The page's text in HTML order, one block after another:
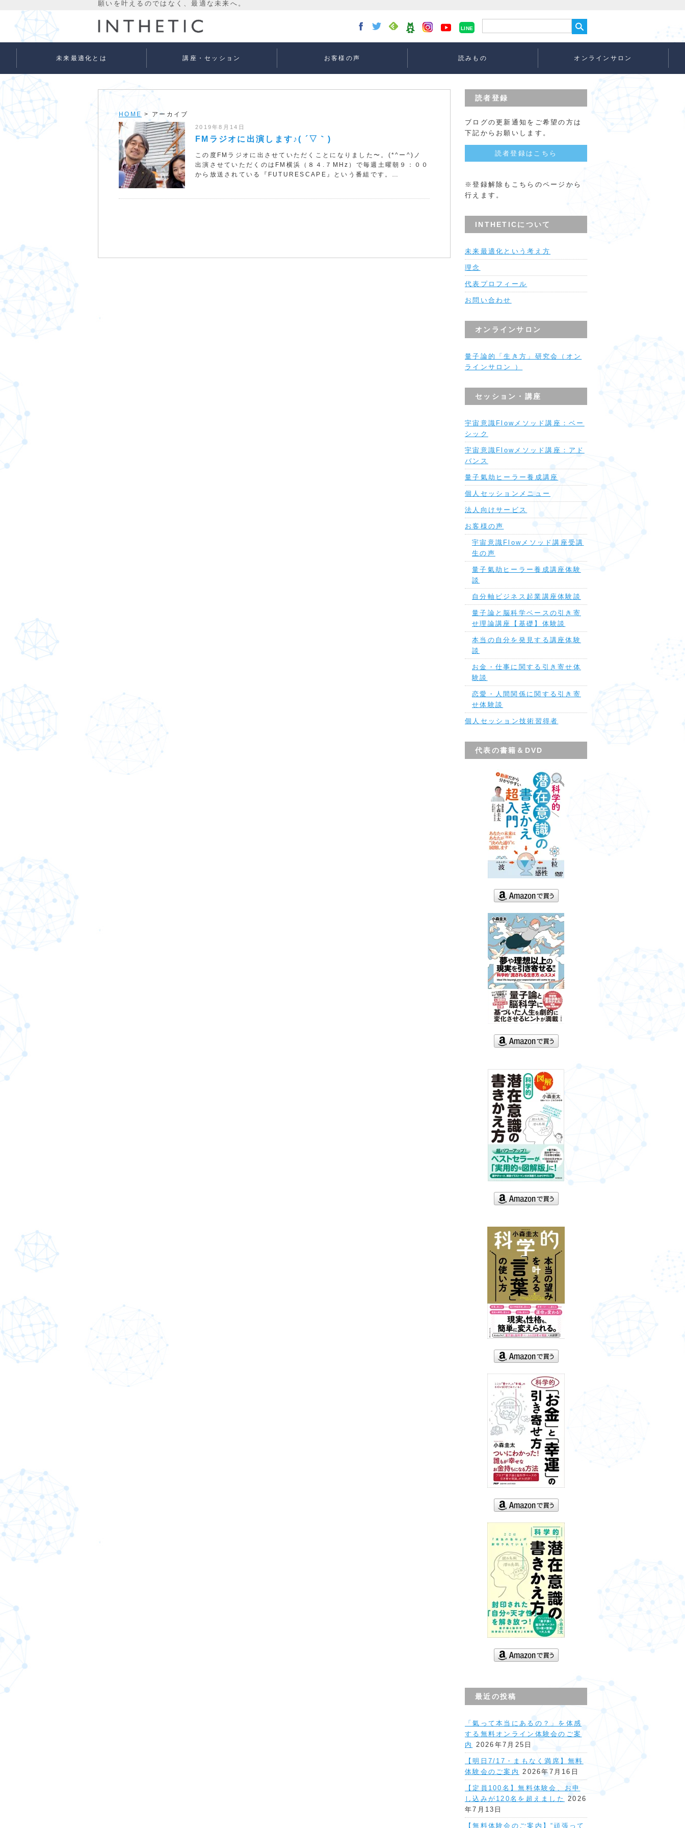
LINE
未来最適化とは 講座・セッション お客様の声 読みもの オンラインサロン
HOME > アーカイブ
2019年8月14日
FMラジオに出演します♪( ´▽｀)
この度FMラジオに出させていただくことになりました〜。(*^ー^)ノ
出演させていただくのはFM横浜（８４.７MHz）で毎週土曜朝９：００
から放送されている『FUTURESCAPE』という番組です。…
読者登録
ブログの更新通知をご希望の方は
下記からお願いします。
読者登録はこちら
※登録解除もこちらのページから
行えます。
INTHETICについて
未来最適化という考え方
理念
代表プロフィール
お問い合わせ
オンラインサロン
量子論的「生き方」研究会（オン
ラインサロン ）
セッション・講座
宇宙意識Flowメソッド講座：ベー
シック
宇宙意識Flowメソッド講座：アド
バンス
量子氣劫ヒーラー養成講座
個人セッションメニュー
法人向けサービス
お客様の声
宇宙意識Flowメソッド講座受講
生の声
量子氣劫ヒーラー養成講座体験
談
自分軸ビジネス起業講座体験談
量子論と脳科学ベースの引き寄
せ理論講座【基礎】体験談
本当の自分を発見する講座体験
談
お金・仕事に関する引き寄せ体
験談
恋愛・人間関係に関する引き寄
せ体験談
個人セッション技術習得者
代表の書籍＆DVD
最近の投稿
「氣って本当にあるの？」を体感
する無料オンライン体験会のご案
内
2026年7月25日
【明日7/17・まもなく満席】無料
体験会のご案内
2026年7月16日
【定員100名】無料体験会、お申
し込みが120名を超えました
2026
年7月13日
【無料体験会のご案内】“頑張って